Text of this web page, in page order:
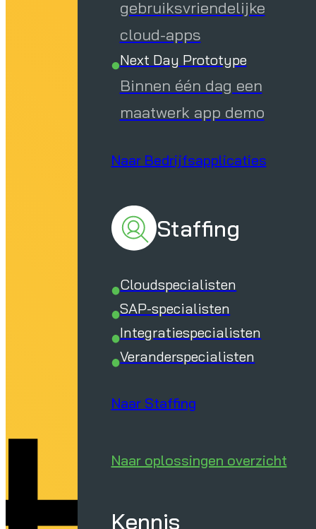
gebruiksvriendelijke
cloud-apps
Next Day Prototype
Binnen één dag een
maatwerk app demo
Naar Bedrijfsapplicaties
Staffing
Cloudspecialisten
SAP-specialisten
Integratiespecialisten
Veranderspecialisten
Naar Staffing
Naar oplossingen overzicht
Kennis